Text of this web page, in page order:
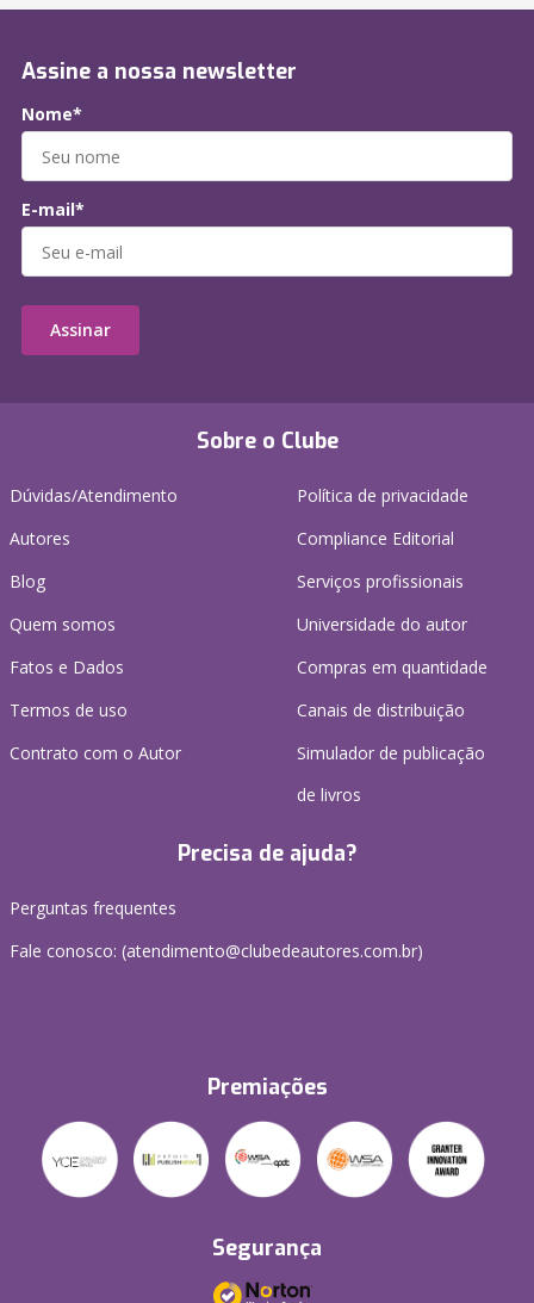
Sobre o Clube
Dúvidas/Atendimento
Autores
Blog
Quem somos
Fatos e Dados
Termos de uso
Contrato com o Autor
Política de privacidade
Compliance Editorial
Serviços profissionais
Universidade do autor
Compras em quantidade
Canais de distribuição
Simulador de publicação
de livros
Precisa de ajuda?
Perguntas frequentes
Fale conosco: (atendimento@clubedeautores.com.br)
Premiações
Segurança
Assine a nossa newsletter
Nome*
E-mail*
Assinar